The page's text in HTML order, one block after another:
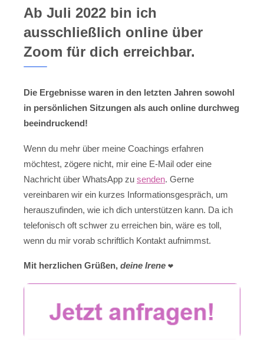
Ab Juli 2022 bin ich
ausschließlich online über
Zoom für dich erreichbar.
Die Ergebnisse waren in den letzten Jahren sowohl
in persönlichen Sitzungen als auch online durchweg
beeindruckend!
Wenn du mehr über meine Coachings erfahren
möchtest, zögere nicht, mir eine E-Mail oder eine
Nachricht über WhatsApp zu senden. Gerne
vereinbaren wir ein kurzes Informationsgespräch, um
herauszufinden, wie ich dich unterstützen kann. Da ich
telefonisch oft schwer zu erreichen bin, wäre es toll,
wenn du mir vorab schriftlich Kontakt aufnimmst.
Mit herzlichen Grüßen, deine Irene ❤️